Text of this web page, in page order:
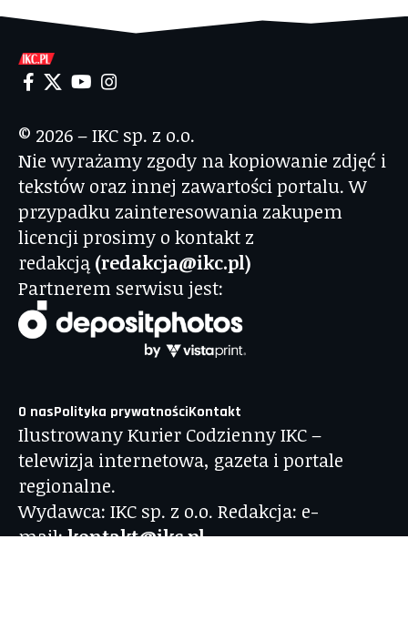
© 2026 – IKC sp. z o.o.
Nie wyrażamy zgody na kopiowanie zdjęć i
tekstów oraz innej zawartości portalu. W
przypadku zainteresowania zakupem
licencji prosimy o kontakt z
redakcją (redakcja@ikc.pl)
Partnerem serwisu jest:
O nasPolityka prywatnościKontakt
Ilustrowany Kurier Codzienny IKC –
telewizja internetowa, gazeta i portale
regionalne.
Wydawca: IKC sp. z o.o. Redakcja: e-
mail:kontakt@ikc.pl